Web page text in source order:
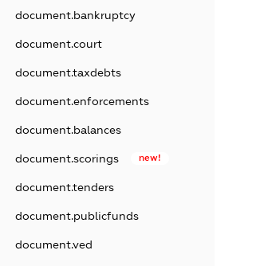
document.bankruptcy
document.court
document.taxdebts
document.enforcements
document.balances
document.scorings new!
document.tenders
document.publicfunds
document.ved